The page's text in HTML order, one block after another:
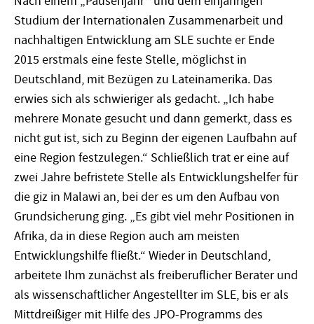
Studium der Internationalen Zusammenarbeit und
nachhaltigen Entwicklung am SLE suchte er Ende
2015 erstmals eine feste Stelle, möglichst in
Deutschland, mit Bezügen zu Lateinamerika. Das
erwies sich als schwieriger als gedacht. „Ich habe
mehrere Monate gesucht und dann gemerkt, dass es
nicht gut ist, sich zu Beginn der eigenen Laufbahn auf
eine Region festzulegen.“ Schließlich trat er eine auf
zwei Jahre befristete Stelle als Entwicklungshelfer für
die giz in Malawi an, bei der es um den Aufbau von
Grundsicherung ging. „Es gibt viel mehr Positionen in
Afrika, da in diese Region auch am meisten
Entwicklungshilfe fließt.“ Wieder in Deutschland,
arbeitete Ihm zunächst als freiberuflicher Berater und
als wissenschaftlicher Angestellter im SLE, bis er als
Mittdreißiger mit Hilfe des JPO-Programms des